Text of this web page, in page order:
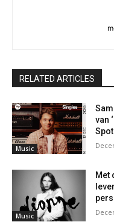
RELATED ARTICLES
Music
van
Music
Met